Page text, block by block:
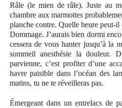
Râle (le mien de râle). Juste au
chambre aux marmottes
planche contre. Quelle heure peut-
Dommage. J’aurais bien dormi
cessera de vous hanter jusqu’à la
sommeil anesthésie la douleur.
parvienne, c’est profiter d’une
havre paisible dans l’océan des
matins, tu ne te réveilleras pas.
Émergeant dans un entrelacs de